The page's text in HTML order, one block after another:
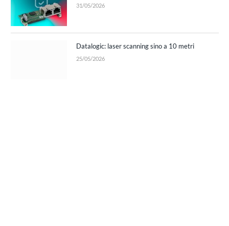
31/05/2026
Datalogic: laser scanning sino a 10 metri
25/05/2026